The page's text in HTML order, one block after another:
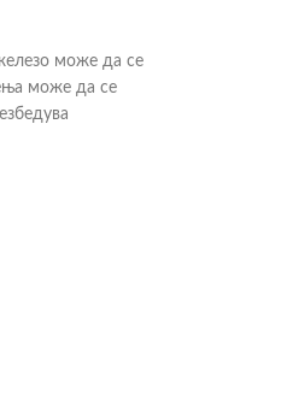
може да се
може да се